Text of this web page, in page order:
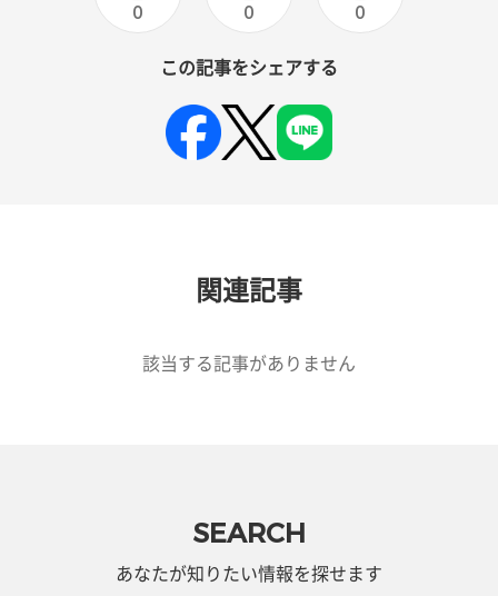
0 0 0
この記事をシェアする
関連記事
該当する記事がありません
SEARCH
あなたが知りたい情報を探せます